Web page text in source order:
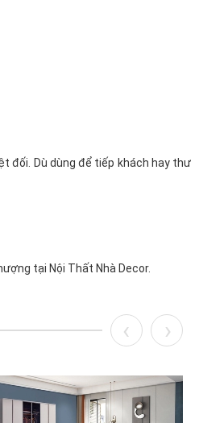
đối. Dù dùng để tiếp khách hay thư
tại Nội Thất Nhà Decor.